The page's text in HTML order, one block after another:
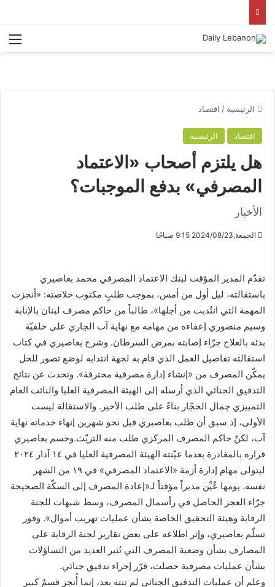
الرئيسية / اقتصاد
اقتصاد الرئيسية
هل يلتزم أصحاب «الاعتماد
المصرفي» بدفع الموجبات؟
الأخبار
الجمعة,2024/08/23 9:15 صباحًا
تقدّم المدير المؤقت لبنك الاعتماد المصرفي محمد بعاصيري
باستقالته، ليل أول من أمس، بموجب طلبٍ مكتوب خلاصته: «أنجزت
المهمة التي انتُدبت من أجلها»، طالباً من حاكم مصرف لبنان بالإنابة
وسيم منصوري إعفاءه من مهامه مع نهاية آب الجاري على خلفيّة
بدئه بالعلاج جرّاء إصابته بمرض السرطان. وشرح بعاصيري في كتاب
استقالته تفاصيل العمل الذي قام به لجهة انتدابه لوضع تصور للحل
يمكّن المصرف من «إنشاء إدارة مصرفية محترفة». وتحدث عن نتائج
التدقيق الجنائي الذي أرسله إلى الهيئة المصرفية العليا والنائب العام
التمييزي جمال الحجّار بناءً على طلب الأخير. والاستقالة ليست
الأولى، إذ سبق أن طلب بعاصيري قبل نحو شهرين إنهاء خدماته نهاية
آب، لكنّ حاكم المصرف المركزي طلب منه التريّث.وحسم بعاصيري
قراره بالمغادرة بعدما عيّنته الهيئة المصرفية العليا في ١٤ آذار ٢٠٢٤
ليتولى مهام إدارة أزمة «الاعتماد المصرفي» في ١٩ من الشهر
نفسه. يومها عُيِّن مديراً مؤقتاً لـ«إعادة المصرف إلى السكّة الصحيحة
جرّاء العجز الحاصل في رأسمال المصرف، وسط شبهات للجنة
الرقابة وهيئة التحقيق الخاصة بشأن عمليات تهريب أموال». وفور
تسلّم بعاصيري، وإثر اطلاعه على بعض تقارير لجنة الرقابة على
المصارف بشأن وضعية المصرف التي تُثير العديد من التساؤلات
بشأن عمليات مصرفية حصلت، قرّر إجراء تدقيق جنائي.
وعلم أن عمليات التدقيق الجنائي لم تنته بعد، إنما أُنجز قسمٌ كبير